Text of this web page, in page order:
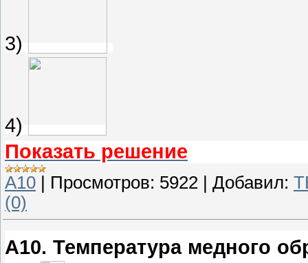
3)
4)
Показать решение
A10 Просмотров: 5922 Добавил:
(0)
A10. Температура медного